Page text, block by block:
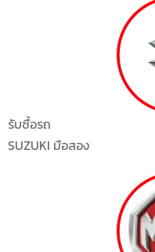
รับซื้อรถ
SUZUKI มือสอง